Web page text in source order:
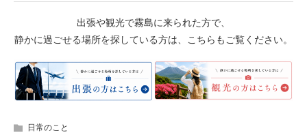
出張や観光で霧島に来られた方で、
静かに過ごせる場所を探している方は、こちらもご覧ください。
日常のこと